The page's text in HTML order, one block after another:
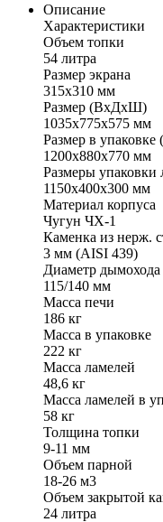
Описание
Характеристики
Объем топки
54 литра
Размер экрана
315х310 мм
Размер (ВхДхШ)
1035х775х575 мм
Размер в
1200х880х770 мм
Размеры
1150х400х300 мм
Материал корпуса
Чугун ЧХ-1
Каменка из нерж.
3 мм (AISI 439)
Диаметр дымохода
115/140 мм
Масса печи
186 кг
Масса в упаковке
222 кг
Масса ламелей
48,6 кг
Масса ламелей в
58 кг
Толщина топки
9-11 мм
Объем парной
18-26 м3
Объем закрытой
24 литра